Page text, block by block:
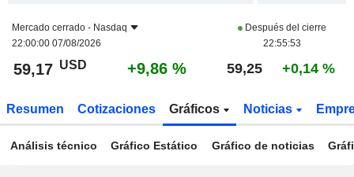
Mercado cerrado - Nasdaq
22:00:00 07/08/2026
Después del cierre
22:55:53
59,17 USD +9,86 % 59,25 +0,14 %
Resumen Cotizaciones Gráficos Noticias
Análisis técnico Gráfico Estático Gráfico de noticias